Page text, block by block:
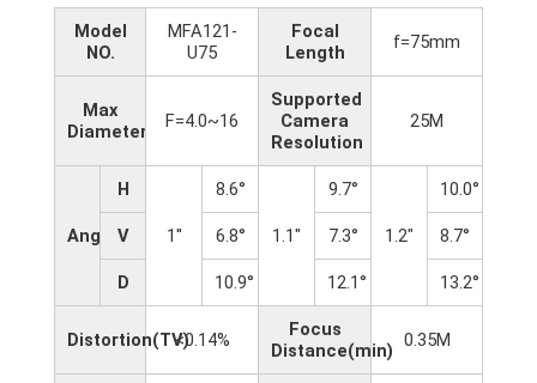
Model
NO.
MFA121-
U75
Focal
Length
f=75mm
Max
Diameter(RATIO)
F=4.0~16
Supported
Camera
Resolution
25M
Angle
H
1''
8.6°
1.1"
9.7°
1.2"
10.0°
V 6.8° 7.3° 8.7°
D 10.9° 12.1° 13.2°
Distortion(TV)<0.14%
Focus
Distance(min) 0.35M